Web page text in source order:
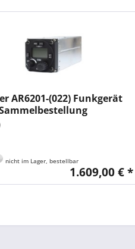
AR6201-(022) Funkgerät
nicht im Lager, bestellbar
1.609,00 € *